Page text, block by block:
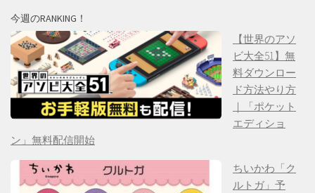
今週のRANKING！
【世界のアソ
ビ大全51】無
料ダウンロー
ド方法やり方
｜「ポケット
エディショ
ン」無料配信開始
ちいかわ「ク
ルトガ」予